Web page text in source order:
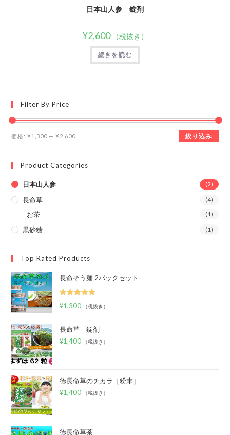
日本山人参 錠剤
¥2,600 （税抜き）
続きを読む
Filter By Price
最
格
最
格
絞り込み
価格:¥1,300 —¥2,600
Product Categories
日本山人参 (2)
長命草 (4)
お茶 (1)
黒砂糖 (1)
Top Rated Products
長命そう麺 2パックセット
5段階中
¥1,300 （税抜き）
長命草 錠剤
¥1,400 （税抜き）
徳長命草のチカラ［粉末］
¥1,400 （税抜き）
徳長命草茶